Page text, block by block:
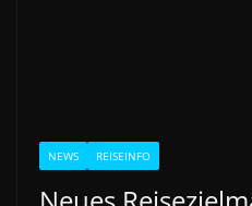
NEWS REISEINFO